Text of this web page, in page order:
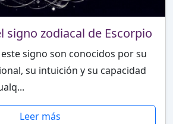
signo zodiacal de Escorpio
signo son conocidos por su
su intuición y su capacidad
Leer más